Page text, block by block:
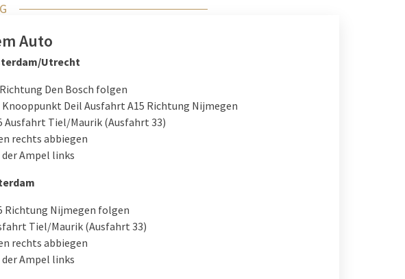
Auto
Utrecht
Den Bosch folgen
Knooppunkt Deil Ausfahrt A15 Richtung Nijmegen
Ausfahrt Tiel/Maurik (Ausfahrt 33)
rechts abbiegen
der Ampel links
Richtung Nijmegen folgen
Tiel/Maurik (Ausfahrt 33)
rechts abbiegen
der Ampel links